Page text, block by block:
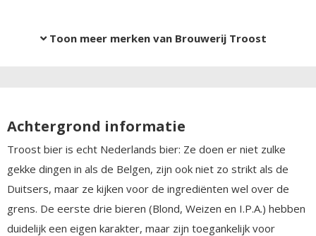
Toon meer merken van Brouwerij Troost
Achtergrond informatie
Troost bier is echt Nederlands bier: Ze doen er niet zulke
gekke dingen in als de Belgen, zijn ook niet zo strikt als de
Duitsers, maar ze kijken voor de ingrediënten wel over de
grens. De eerste drie bieren (Blond, Weizen en I.P.A.) hebben
duidelijk een eigen karakter, maar zijn toegankelijk voor